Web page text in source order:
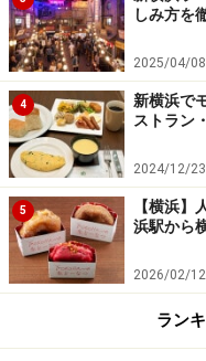
店内はテーブル席、ボ
て周辺の緑地スペース
UMAMI BURGER）
アメリカ・ロサンゼ
「UMAMI BURGER（
が横浜・みなとみらい
場所は、みなとみら
「MMcruise（エムエ
る「みなとみらいセン
しみ方を
2025/04/08
4
新横浜で
ストラン
2024/12/23
5
【横浜】
浜駅から
2026/02/12
ラン